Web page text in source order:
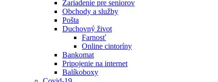
Zariadenie pre seniorov
Obchody a služby
Pošta
Duchovný život
Farnosť
Online cintoríny
Bankomat
Pripojenie na internet
Balíkoboxy